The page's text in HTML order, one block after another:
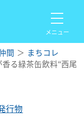
メニュー
間
まちコレ
る緑茶缶飲料“西尾
行物